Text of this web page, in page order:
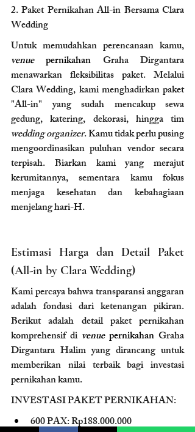
2. Paket Pernikahan All-in Bersama Clara
Wedding
venue pernikahan Graha Dirgantara
menawarkan fleksibilitas paket. Melalui
Clara Wedding, kami menghadirkan paket
"All-in" yang sudah mencakup sewa
wedding organizer. Kamu tidak perlu pusing
mengoordinasikan puluhan vendor secara
terpisah. Biarkan kami yang merajut
kerumitannya, sementara kamu fokus
menjaga kesehatan dan kebahagiaan
menjelang hari-H.
Estimasi Harga dan Detail Paket
(All-in by Clara Wedding)
Kami percaya bahwa transparansi anggaran
adalah fondasi dari ketenangan pikiran.
Berikut adalah detail paket pernikahan
komprehensif di venue pernikahan Graha
Dirgantara Halim yang dirancang untuk
memberikan nilai terbaik bagi investasi
pernikahan kamu.
INVESTASI PAKET PERNIKAHAN:
600 PAX: Rp188.000.000